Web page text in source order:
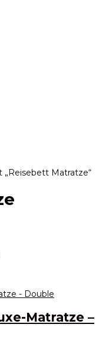
Matratze“
Matratze –